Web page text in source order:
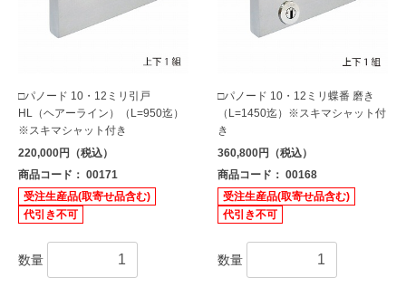
□パノード 10・12ミリ引戸
HL（ヘアーライン）（L=950迄）
※スキマシャット付き
220,000円（税込）
商品コード： 00171
受注生産品(取寄せ品含む)
代引き不可
数量
□パノード 10・12ミリ蝶番 磨き
（L=1450迄）※スキマシャット付
き
360,800円（税込）
商品コード： 00168
受注生産品(取寄せ品含む)
代引き不可
数量